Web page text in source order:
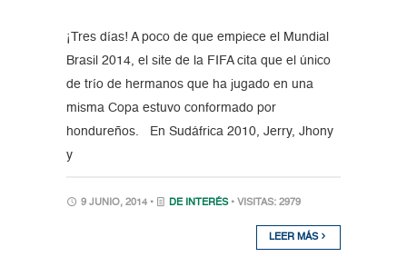
¡Tres días! A poco de que empiece el Mundial
Brasil 2014, el site de la FIFA cita que el único
de trío de hermanos que ha jugado en una
misma Copa estuvo conformado por
hondureños. En Sudáfrica 2010, Jerry, Jhony
y
9 JUNIO, 2014 • DE INTERÉS • VISITAS: 2979
LEER MÁS